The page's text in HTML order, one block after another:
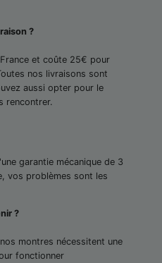
?
et coûte 25€ pour
nos livraisons sont
aussi opter pour le
rencontrer.
garantie mécanique de 3
vos problèmes sont les
?
montres nécessitent une
fonctionner